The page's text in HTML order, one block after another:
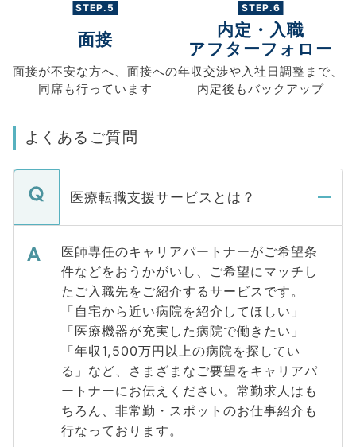
STEP.5
面接
面接が不安な方へ、 面接への
同席も行っています
STEP.6
内定・入職
アフターフォロー
年収交渉や入社日調整まで、
内定後もバックアップ
よくあるご質問
医療転職支援サービスとは？
医師専任のキャリアパートナーがご希望条
件などをおうかがいし、ご希望にマッチし
たご入職先をご紹介するサービスです。
「自宅から近い病院を紹介してほしい」
「医療機器が充実した病院で働きたい」
「年収1,500万円以上の病院を探してい
る」など、さまざまなご要望をキャリアパ
ートナーにお伝えください。常勤求人はも
ちろん、非常勤・スポットのお仕事紹介も
行なっております。